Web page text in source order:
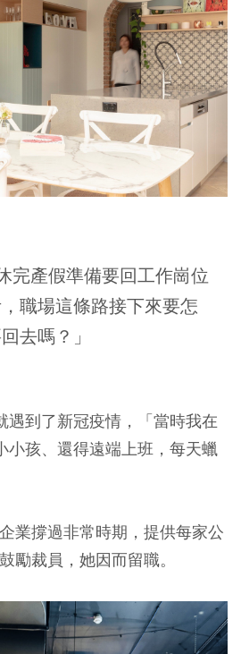
完產假準備要回工作崗位
職場這條路接下來要怎
去嗎？」
遇到了新冠疫情，「當時我在
小孩、還得遠端上班，每天蠟
業撐過非常時期，提供每家公
勵裁員，她因而留職。